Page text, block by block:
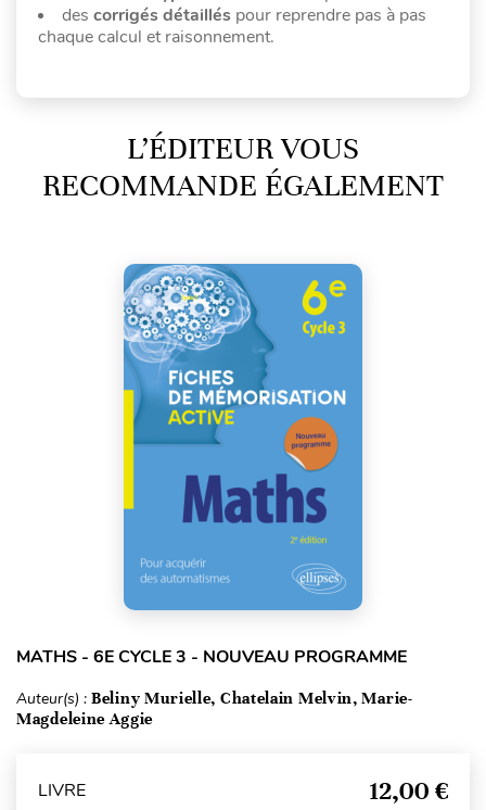
des corrigés détaillés pour reprendre pas à pas
chaque calcul et raisonnement.
L’ÉDITEUR VOUS
RECOMMANDE ÉGALEMENT
MATHS - 6E CYCLE 3 - NOUVEAU PROGRAMME
Auteur(s) : Beliny Murielle, Chatelain Melvin, Marie-
Magdeleine Aggie
LIVRE 12,00 €